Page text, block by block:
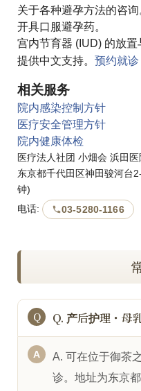
关于各种避孕方法的咨询
开具口服避孕药。
宫内节育器 (IUD) 的放置
提供中文支持。 预约就
相关服务
院内感染控制方针
医疗安全管理方针
院内健康体检
医疗法人社团 小畑会 浜田医
东京都千代田区神田骏河台
钟)
电话:
03-5280-1166
Q. 产后护理・母
A. 可在位于御茶
诊。地址为东京